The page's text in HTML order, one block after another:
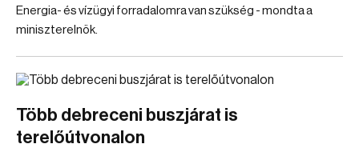
Energia- és vízügyi forradalomra van szükség - mondta a
miniszterelnök.
Több debreceni buszjárat is
terelőútvonalon